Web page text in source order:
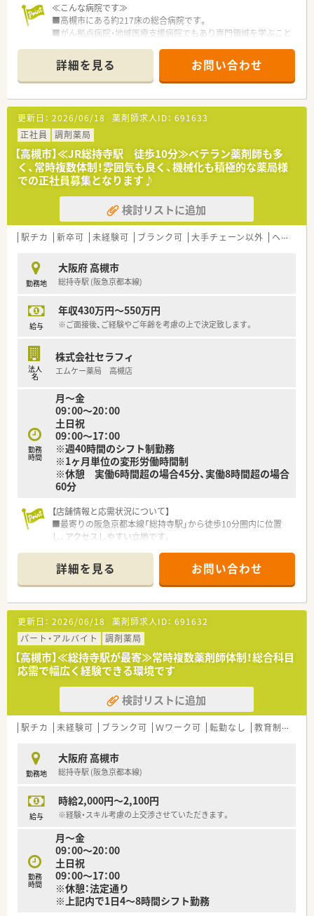
≪こんな病院です≫
■高槻市にある約217床の総合病院です。
■がん拠点病院・地域医療支援病院でもあり専門領域を学ぶこと
法、緩和ケア等）を開催しています。
■学薬物療法認定薬剤師、外来がん治療認定薬剤師をはじめとし
た各種認定資格を持った薬剤師も複数名在籍しています。
■調剤、注射混注、病棟業務など、1ヶ月のローテションでシフト
を組んでいますので、急性期病院の業務の多くを早いタイミング
で経験できます。病院薬剤師として飛躍の場としておすすめし
ます。
≪業務内容≫
■調剤業務（電子カルテシステムに連動した調剤支援システムを
導入）
■混注業務（抗がん剤、ＴＰＮ）
■病棟業務（全病棟に薬剤師が常駐）
■チーム医療への参画（がん治療・化学療法委員会、レジメン管理
■医薬品管理、医薬品情報管理
◆病床数
◆診療科目
外科, 婦人科, 小児科, 眼科, 耳鼻科, 泌尿器科, 皮膚科,総合内科,肝
臓内科,糖尿病内分泌内科,腎臓内科,血液内科,乳腺外科,心臓血管
外科,救急診療科,集中治療科,麻酔科,病理診断科
◆薬剤師数
薬剤師 常勤16名
事務1名、ＳＰＤ（物品物量管理担当者）3名
詳細を見る お問い合わせ
更新日： 2026/06/18 薬剤師求人ID： 691633
正社員
調剤薬局
【高槻市】≪JR総持寺駅 徒歩10分≫ベテラン薬剤師も多
く、常時複数体制！雰囲気も良く、機械化も積極的な薬局様
での正社員募集となります♪
検討リストに追加
駅チカ 新卒可 未経験可 ブランク可 大手チェーン以外 ヘルプ体制充実
勤務地
大阪府 高槻市
総持寺駅 (阪急京都本線)
給与
年収430万円～550万円
※ご面接後、ご経験やご年齢を考慮の上で決定致します。
法人
名
株式会社セラフィ
エムケー薬局 高槻店
勤務
時間
月～金
09：00～20：00
土日祝
09：00～17：00
※週40時間のシフト制勤務
※1ヶ月単位の変形労働時間制
※休憩 実働6時間超の場合45分、実働8時間超の場合
60分
【店舗情報と応需状況について】
■最寄りの阪急京都本線「総持寺駅」から徒歩10分圏内に位置
し、アクセスしやすい立地です。
ら300枚の処方箋に対応します。
■薬剤師は常時6名から7名体制と手厚く、チーム一丸となって
質の高い医療提供を目指しています。
【募集背景と求める人物像について】
■地域医療の拠点として、より質の高いサービスを提供していく
ための体制強化に伴う増員募集です。
■法人の理念である「慈愛の心」に共感し、チームワークを大切
にしながら働ける方を求めています。
■多忙な環境下でも向上心を持ち、正確かつ迅速に業務を遂行で
きる方を歓迎いたします。
【法人特徴について】
■大阪府内に11店舗の調剤薬局を展開しており、そのうち6割が
■「慈愛の心」を最も大切なテーマとして掲げ、患者様への気配
りや心配りを大切にしています。
■人間性を重視した採用方針が浸透しており、勤続20年以上の
【求人情報について】
550万円の範囲で優遇します。
■年間で合計4.5ヶ月分の支給実績がある賞与制度があり、日々
の頑張りが正当に評価されます。
■年間休日は117日を確保しており、週休2日制でプライベート
との両立がしやすい環境です。
詳細を見る お問い合わせ
更新日： 2026/06/18 薬剤師求人ID： 691632
パート・アルバイト
調剤薬局
【高槻市】≪総持寺駅が最寄≫常時複数薬剤師体制！総合科目
応需で幅広く経験できる環境です
検討リストに追加
駅チカ 未経験可 ブランク可 Ｗワーク可 転勤なし 教育制度あり
勤務地
大阪府 高槻市
総持寺駅 (阪急京都本線)
給与
時給2,000円～2,100円
※経験・スキル考慮の上交渉させていただきます。
勤務
時間
月～金
09：00～20：00
土日祝
09：00～17：00
※休憩：法定通り
※上記内で1日4～8時間シフト勤務